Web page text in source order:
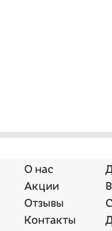
О нас
Акции
Отзывы
Контакты